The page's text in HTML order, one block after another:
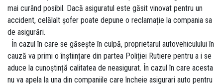
mai curând posibil. Dacă asiguratul este găsit vinovat pentru un
accident, celălalt șofer poate depune o reclamație la compania sa
de asigurări.
În cazul în care se găsește în culpă, proprietarul autovehiculului în
cauză va primi o înștiințare din partea Poliției Rutiere pentru a i se
aduce la cunoștință calitatea de neasigurat. În cazul în care acesta
nu va apela la una din companiile care încheie asigurari auto pentru